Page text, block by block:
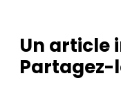
Un article
Partagez-